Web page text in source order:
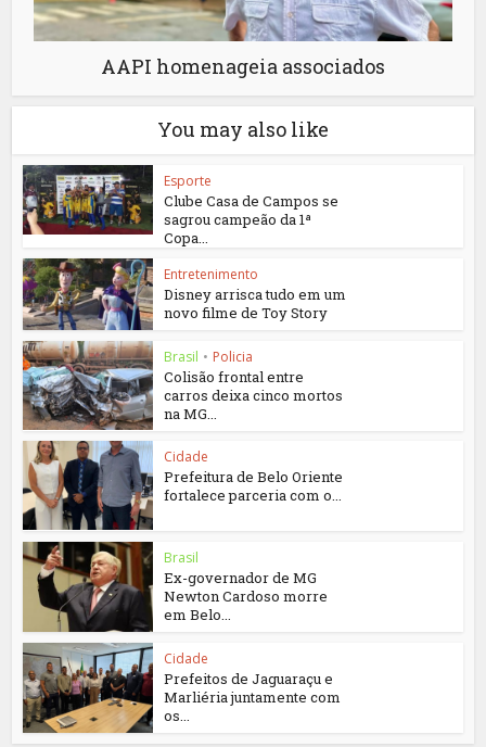
AAPI homenageia associados
You may also like
Esporte
Clube Casa de Campos se
sagrou campeão da 1ª
Copa...
Entretenimento
Disney arrisca tudo em um
novo filme de Toy Story
Brasil • Policia
Colisão frontal entre
carros deixa cinco mortos
na MG...
Cidade
Prefeitura de Belo Oriente
fortalece parceria com o...
Brasil
Ex-governador de MG
Newton Cardoso morre
em Belo...
Cidade
Prefeitos de Jaguaraçu e
Marliéria juntamente com
os...